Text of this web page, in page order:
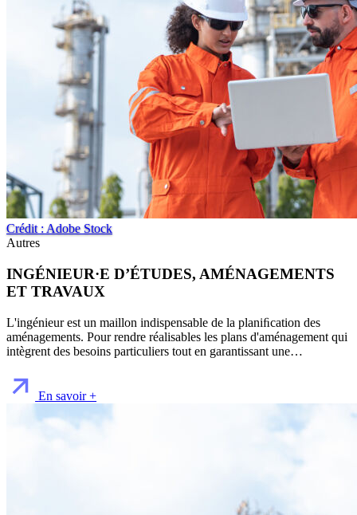
Crédit : Adobe Stock
Autres
INGÉNIEUR·E D’ÉTUDES, AMÉNAGEMENTS
ET TRAVAUX
L'ingénieur est un maillon indispensable de la planiﬁcation des
aménagements. Pour rendre réalisables les plans d'aménagement qui
intègrent des besoins particuliers tout en garantissant une…
En savoir +